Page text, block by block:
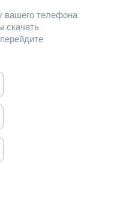
вашего телефона
скачать